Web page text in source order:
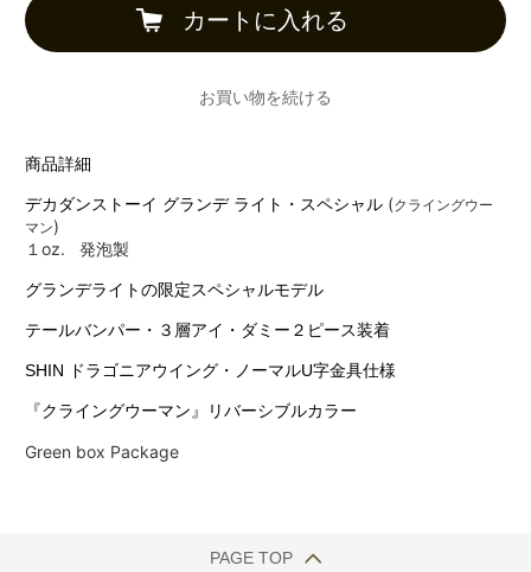
カートに入れる
お買い物を続ける
商品詳細
デカダンストーイ グランデ ライト・スペシャル (クライングウー
マン)
１oz. 発泡製
グランデライトの限定スペシャルモデル
テールバンパー・３層アイ・ダミー２ピース装着
SHIN ドラゴニアウイング・ノーマルU字金具仕様
『クライングウーマン』リバーシブルカラー
Green box Package
PAGE TOP